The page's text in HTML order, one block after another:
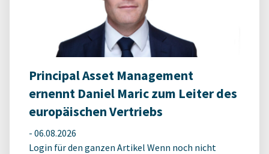
Principal Asset Management
ernennt Daniel Maric zum Leiter des
europäischen Vertriebs
- 06.08.2026
Login für den ganzen Artikel Wenn noch nicht